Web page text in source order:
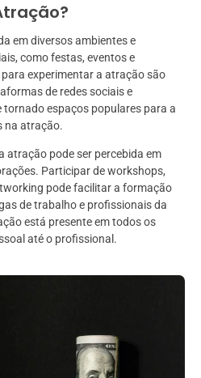
em diversos ambientes e
como festas, eventos e
experimentar a atração são
de redes sociais e
espaços populares para a
na atração.
atração pode ser percebida em
Participar de workshops,
pode facilitar a formação
de trabalho e profissionais da
está presente em todos os
até o profissional.